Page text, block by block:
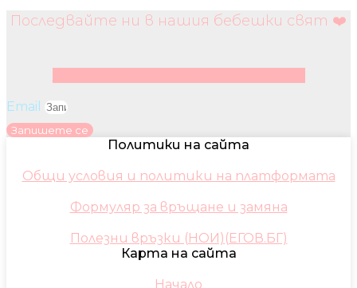
Последвайте ни в нашия бебешки свят ❤️
Email
Запишете се
Политики на сайта
Общи условия и политики на платформата
Формуляр за връщане и замяна
Полезни връзки (НОИ)(ЕГОВ.БГ)
Карта на сайта
Начало